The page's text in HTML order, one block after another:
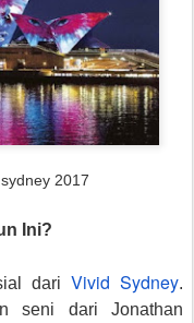
2017
Ini?
dari Vivid Sydney.
seni dari Jonathan